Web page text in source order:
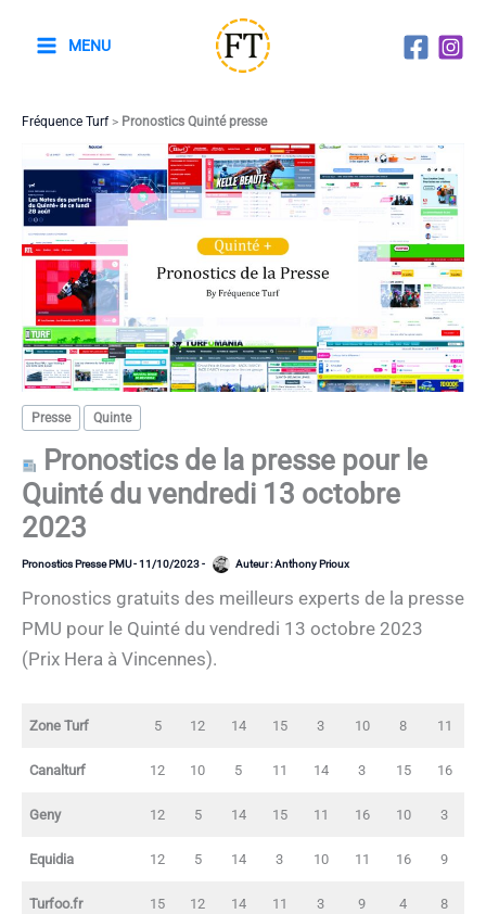
MENU
Fréquence Turf> Pronostics Quinté presse
Presse Quinte
Pronostics de la presse pour le
Quinté du vendredi 13 octobre
2023
Pronostics Presse PMU-11/10/2023- Auteur :Anthony Prioux
Pronostics gratuits des meilleurs experts de la presse
PMU pour le Quinté du vendredi 13 octobre 2023
(Prix Hera à Vincennes).
Zone Turf 5 12 14 15 3 10 8 11
Canalturf 12 10 5 11 14 3 15 16
Geny 12 5 14 15 11 16 10 3
Equidia 12 5 14 3 10 11 16 9
Turfoo.fr 15 12 14 11 3 9 4 8